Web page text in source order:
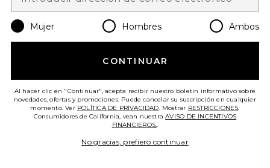
Favorite SUERO CARA JUST LIKE NEW ADAPINOID
Mujer Hombres Ambos
CONTINUAR
Al hacer clic en "Continuar", acepta recibir nuestro boletín informativo sobre
novedades, ofertas y promociones. Puede cancelar su suscripción en cualquier
momento. Ver POLÍTICA DE PRIVACIDAD. Mostrar RESTRICCIONES.
Consumidores de California, vean nuestraAVISO DE INCENTIVOS
FINANCIEROS..
No gracias, prefiero continuar